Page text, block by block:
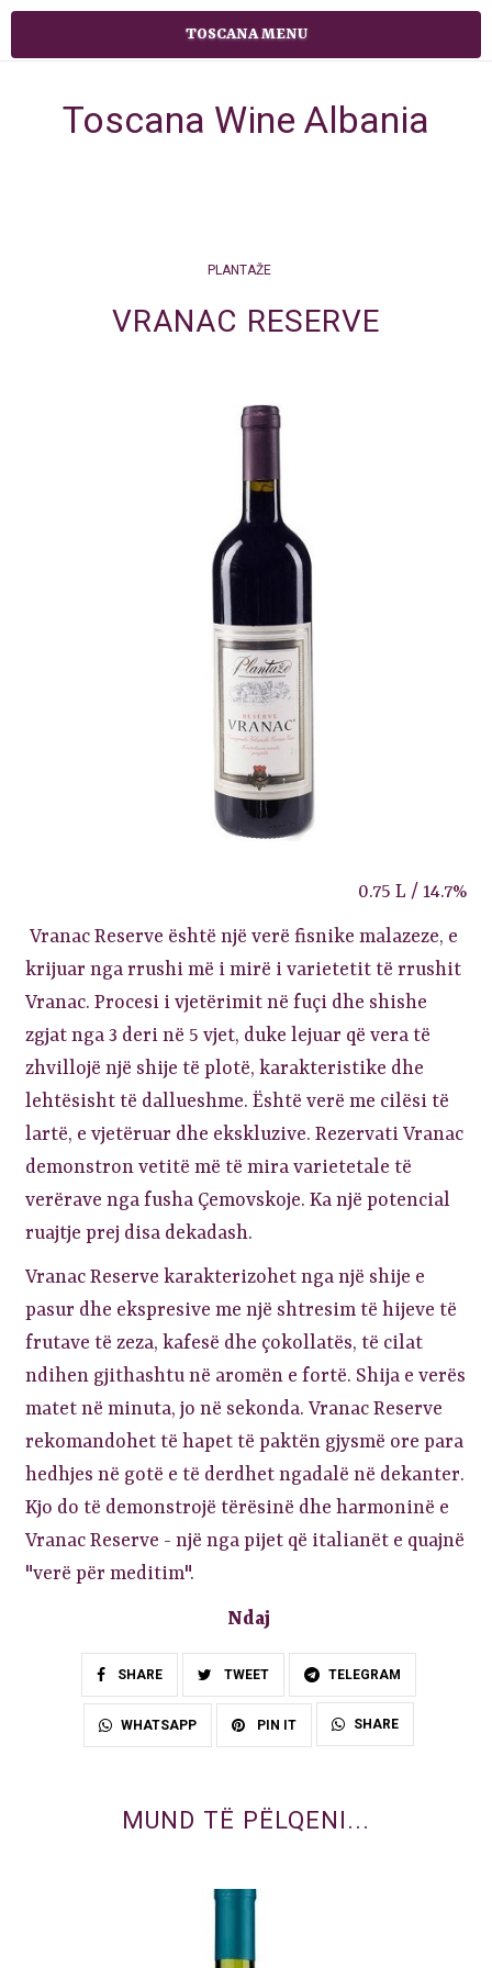
TOSCANA MENU
Toscana Wine Albania
PLANTAŽE
VRANAC RESERVE
0.75 L / 14.7%
Vranac Reserve është një verë fisnike malazeze, e
krijuar nga rrushi më i mirë i varietetit të rrushit
Vranac. Procesi i vjetërimit në fuçi dhe shishe
zgjat nga 3 deri në 5 vjet, duke lejuar që vera të
zhvillojë një shije të plotë, karakteristike dhe
lehtësisht të dallueshme. Është verë me cilësi të
lartë, e vjetëruar dhe ekskluzive. Rezervati Vranac
demonstron vetitë më të mira varietetale të
verërave nga fusha Çemovskoje. Ka një potencial
ruajtje prej disa dekadash.
Vranac Reserve karakterizohet nga një shije e
pasur dhe ekspresive me një shtresim të hijeve të
frutave të zeza, kafesë dhe çokollatës, të cilat
ndihen gjithashtu në aromën e fortë. Shija e verës
matet në minuta, jo në sekonda. Vranac Reserve
rekomandohet të hapet të paktën gjysmë ore para
hedhjes në gotë e të derdhet ngadalë në dekanter.
Kjo do të demonstrojë tërësinë dhe harmoninë e
Vranac Reserve - një nga pijet që italianët e quajnë
"verë për meditim".
Ndaj
SHARE TWEET TELEGRAM
WHATSAPP PIN IT SHARE
MUND TË PËLQENI...